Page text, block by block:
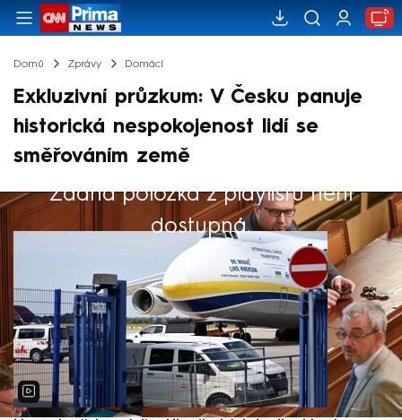
Domů Zprávy Domácí
Exkluzivní průzkum: V Česku panuje
historická nespokojenost lidí se
směřováním země
Žádná položka z playlistu není
dostupná.
Výběr redakce